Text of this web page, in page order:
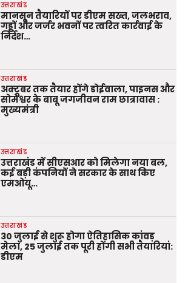
उत्तराखंड
मानसून तैयारियों पर डीएम सख्त, जलभराव,
गड्ढों और जर्जर भवनों पर त्वरित कार्रवाई के
निर्देश…
उत्तराखंड
अक्टूबर तक तैयार होंगे डोईवाला, पाइनस और
सोमेश्वर के बाबू जगजीवन राम छात्रावास :
मुख्यमंत्री
उत्तराखंड
उत्तराखंड में सीएसआर को मिलेगा नया बल,
कई बड़ी कंपनियों ने सरकार के साथ किए
एमओयू…
उत्तराखंड
30 जुलाई से शुरू होगा ऐतिहासिक कांवड़
मेला, 25 जुलाई तक पूरी होंगी सभी तैयारियां:
डीएम